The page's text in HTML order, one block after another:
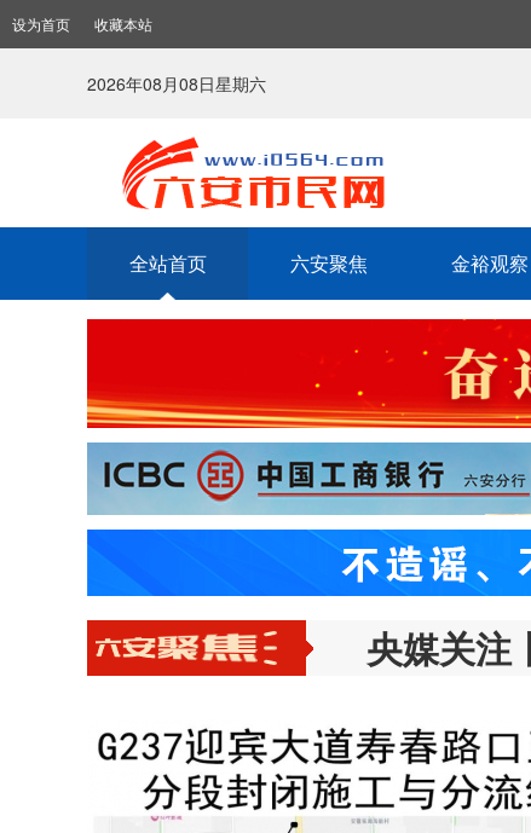
设为首页 收藏本站
2026年08月08日星期六
全站首页 六安聚焦 金裕观察
央媒关注